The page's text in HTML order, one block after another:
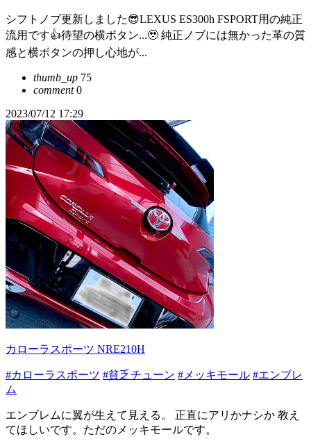
シフトノブ更新しました😎LEXUS ES300h FSPORT用の純正
流用です👍待望の横ボタン...🥹 純正ノブには無かった革の質
感と横ボタンの押し心地が...
thumb_up 75
comment0
2023/07/12 17:29
カローラスポーツ NRE210H
#カローラスポーツ #貧乏チューン #メッキモール #エンブレ
ム
エンブレムに翼が生えて見える。 正直にアリかナシか 教え
てほしいです。ただのメッキモールです。